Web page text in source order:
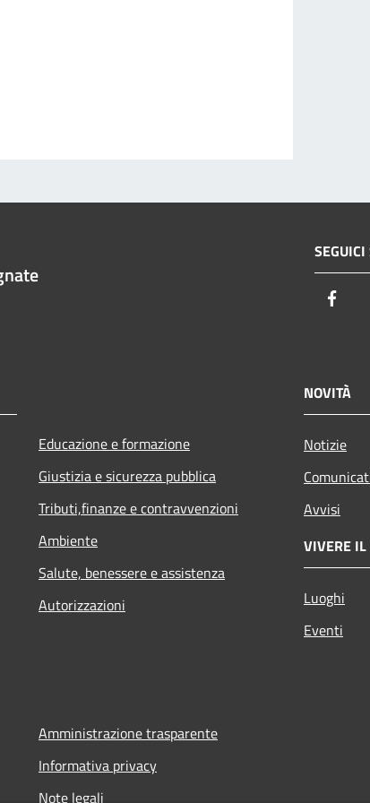
SEGUICI
Educazione e formazione
Giustizia e sicurezza pubblica
Tributi,finanze e contravvenzioni
Ambiente
Salute, benessere e assistenza
Autorizzazioni
NOVITÀ
Notizie
Avvisi
VIVERE
Luoghi
Eventi
Amministrazione trasparente
Informativa privacy
Note legali